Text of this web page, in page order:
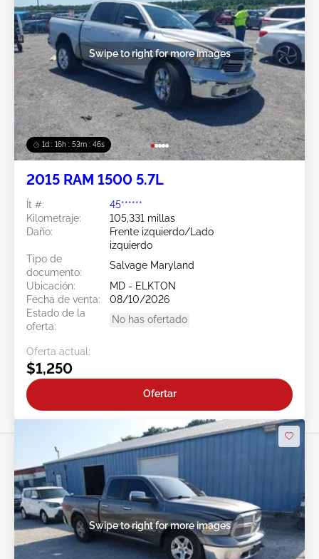
1d : 16h : 53m : 44s
Swipe to right for more images
2015 RAM 1500 5.7L
Ít #:
45******
Kilometraje:
105,331 millas
Daño:
Frente izquierdo/Lado
izquierdo
Tipo de
documento:
Salvage Maryland
Ubicación:
MD - ELKTON
Fecha de venta:
08/10/2026
Estado de la
oferta:
No has ofertado
Oferta actual:
$1,250
Ofertar
Swipe to right for more images